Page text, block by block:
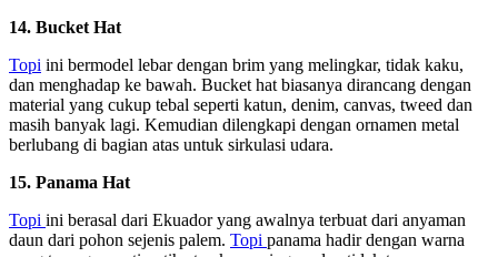
14. Bucket Hat
Topi ini bermodel lebar dengan brim yang melingkar, tidak kaku,
dan menghadap ke bawah. Bucket hat biasanya dirancang dengan
material yang cukup tebal seperti katun, denim, canvas, tweed dan
masih banyak lagi. Kemudian dilengkapi dengan ornamen metal
berlubang di bagian atas untuk sirkulasi udara.
15. Panama Hat
Topi ini berasal dari Ekuador yang awalnya terbuat dari anyaman
daun dari pohon sejenis palem. Topi panama hadir dengan warna